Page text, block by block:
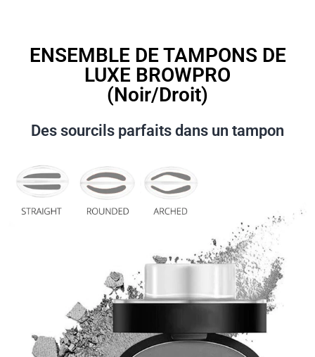
ENSEMBLE DE TAMPONS DE
LUXE BROWPRO
(Noir/Droit)
Des sourcils parfaits dans un tampon